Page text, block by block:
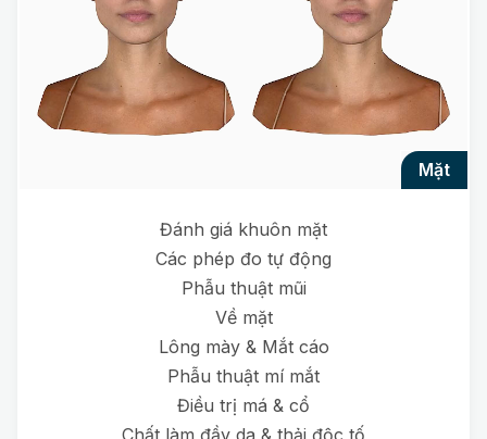
mặt
Đánh giá khuôn mặt
Các phép đo tự động
Phẫu thuật mũi
Về mặt
Lông mày & Mắt cáo
Phẫu thuật mí mắt
Điều trị má & cổ